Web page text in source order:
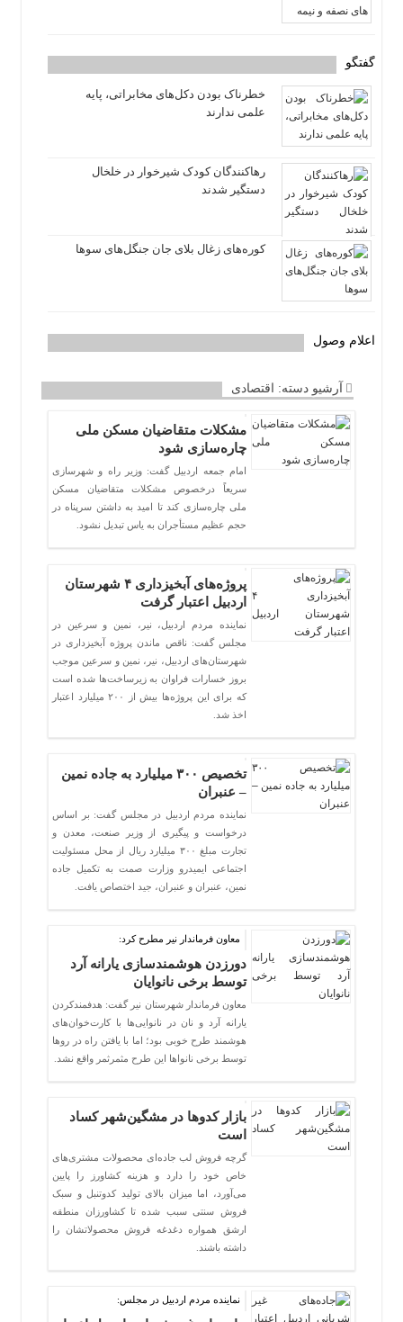
گفتگو
خطرناک بودن دکل‌های مخابراتی، پایه
علمی ندارند
رهاکنندگان کودک شیرخوار در خلخال
دستگیر شدند
کوره‌های زغال بلای جان جنگل‌های سوها
اعلام وصول
آرشیو دسته: اقتصادی
مشکلات متقاضیان مسکن ملی
چاره‌سازی شود
امام جمعه اردبیل گفت: وزیر راه و شهرسازی
سریعاً درخصوص مشکلات متقاضیان مسکن
ملی چاره‌سازی کند تا امید به داشتن سرپناه در
حجم عظیم مستأجران به یاس تبدیل نشود.
پروژه‌های آبخیزداری ۴ شهرستان
اردبیل اعتبار گرفت
نماینده مردم اردبیل، نیر، نمین و سرعین در
مجلس گفت: ناقص ماندن پروژه آبخیزداری در
شهرستان‌های اردبیل، نیر، نمین و سرعین موجب
بروز خسارات فراوان به زیرساخت‌ها شده است
که برای این پروژه‌ها بیش از ۲۰۰ میلیارد اعتبار
اخذ شد.
تخصیص ۳۰۰ میلیارد به جاده نمین
– عنبران
نماینده مردم اردبیل در مجلس گفت: بر اساس
درخواست و پیگیری از وزیر صنعت، معدن و
تجارت مبلغ ۳۰۰ میلیارد ریال از محل مسئولیت
اجتماعی ایمیدرو وزارت صمت به تکمیل جاده
نمین، عنبران و عنبران، جید اختصاص یافت.
معاون فرماندار نیر مطرح کرد:
دورزدن هوشمندسازی یارانه آرد
توسط برخی نانوایان
معاون فرماندار شهرستان نیر گفت: هدفمندکردن
یارانه آرد و نان در نانوایی‌ها با کارت‌خوان‌های
هوشمند طرح خوبی بود؛ اما با یافتن راه در روها
توسط برخی نانواها این طرح مثمرثمر واقع نشد.
بازار کدوها در مشگین‌شهر کساد
است
گرچه فروش لب جاده‌ای محصولات مشتری‌های
خاص خود را دارد و هزینه کشاورز را پایین
می‌آورد، اما میزان بالای تولید کدوتنبل و سبک
فروش سنتی سبب شده تا کشاورزان منطقه
ارشق همواره دغدغه فروش محصولاتشان را
داشته باشند.
نماینده مردم اردبیل در مجلس: